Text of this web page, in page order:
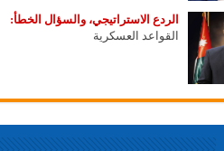
الردع الاستراتيجي، والسؤال الخطأ:
القواعد العسكرية